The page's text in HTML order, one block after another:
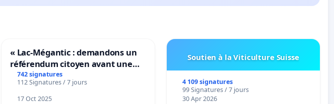
« Lac-Mégantic : demandons un
référendum citoyen avant une
transformation irréversible de
notre territoire »
742 signatures
112 Signatures / 7 jours
17 Oct 2025
Soutien à la Viticulture Suisse
4 109 signatures
99 Signatures / 7 jours
30 Apr 2026